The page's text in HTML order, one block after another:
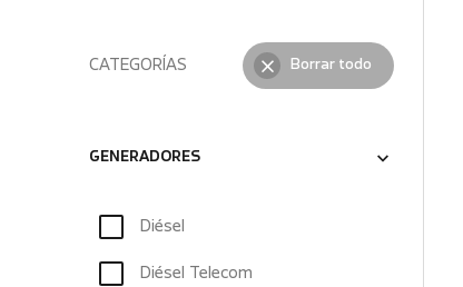
CATEGORÍAS Borrar todo
GENERADORES
Diésel
Diésel Telecom